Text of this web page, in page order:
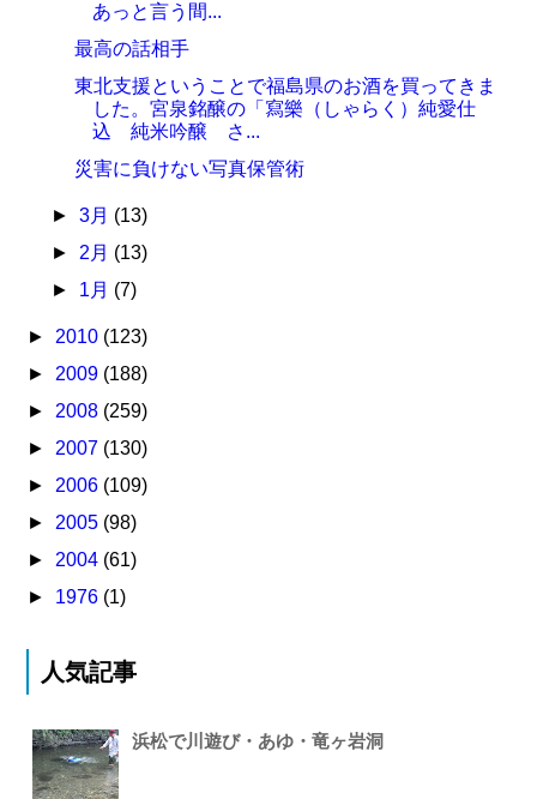
あっと言う間...
最高の話相手
東北支援ということで福島県のお酒を買ってきま
した。宮泉銘醸の「寫樂（しゃらく）純愛仕
込 純米吟醸 さ...
災害に負けない写真保管術
► 3月 (13)
► 2月 (13)
► 1月 (7)
► 2010 (123)
► 2009 (188)
► 2008 (259)
► 2007 (130)
► 2006 (109)
► 2005 (98)
► 2004 (61)
► 1976 (1)
人気記事
浜松で川遊び・あゆ・竜ヶ岩洞